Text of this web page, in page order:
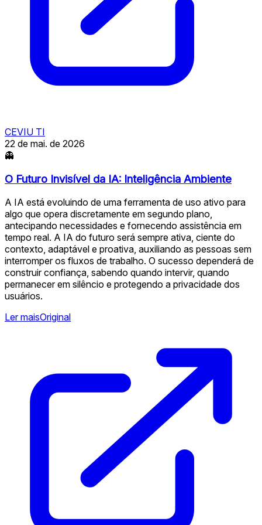
CEVIU TI
22 de mai. de 2026
👻
O Futuro Invisível da IA: Inteligência Ambiente
A IA está evoluindo de uma ferramenta de uso ativo para
algo que opera discretamente em segundo plano,
antecipando necessidades e fornecendo assistência em
tempo real. A IA do futuro será sempre ativa, ciente do
contexto, adaptável e proativa, auxiliando as pessoas sem
interromper os fluxos de trabalho. O sucesso dependerá de
construir confiança, sabendo quando intervir, quando
permanecer em silêncio e protegendo a privacidade dos
usuários.
Ler maisOriginal